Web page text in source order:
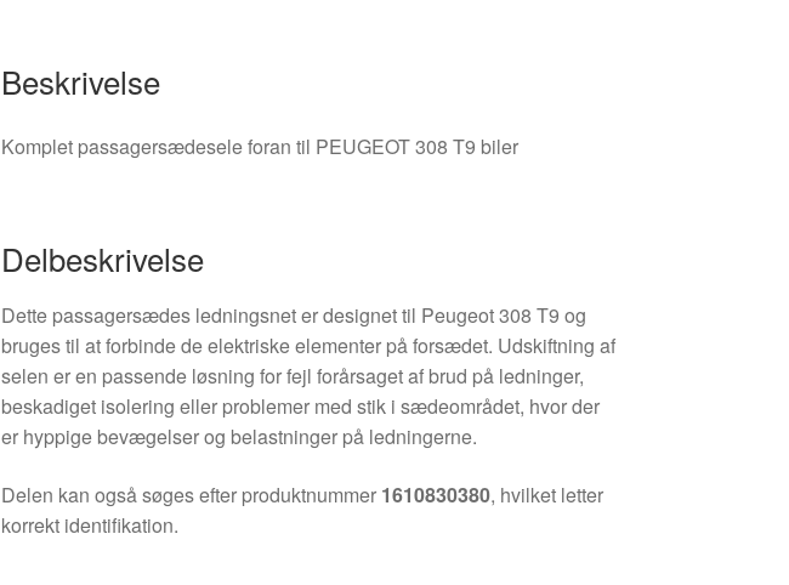
Beskrivelse
Komplet passagersædesele foran til PEUGEOT 308 T9 biler
Delbeskrivelse
Dette passagersædes ledningsnet er designet til Peugeot 308 T9 og
bruges til at forbinde de elektriske elementer på forsædet. Udskiftning af
selen er en passende løsning for fejl forårsaget af brud på ledninger,
beskadiget isolering eller problemer med stik i sædeområdet, hvor der
er hyppige bevægelser og belastninger på ledningerne.
Delen kan også søges efter produktnummer 1610830380, hvilket letter
korrekt identifikation.